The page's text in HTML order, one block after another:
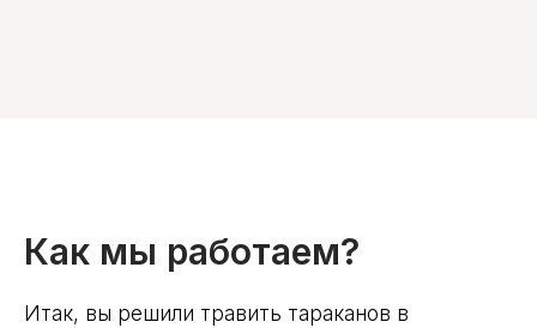
Как мы работаем?
Итак, вы решили травить тараканов в